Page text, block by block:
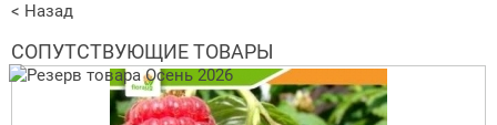
< Назад
СОПУТСТВУЮЩИЕ ТОВАРЫ